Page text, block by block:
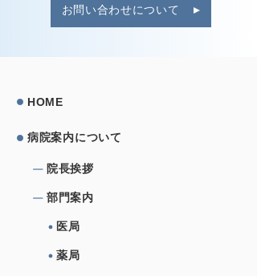
お問い合わせについて
HOME
病院案内について
院⻑挨拶
部⾨案内
医局
薬局